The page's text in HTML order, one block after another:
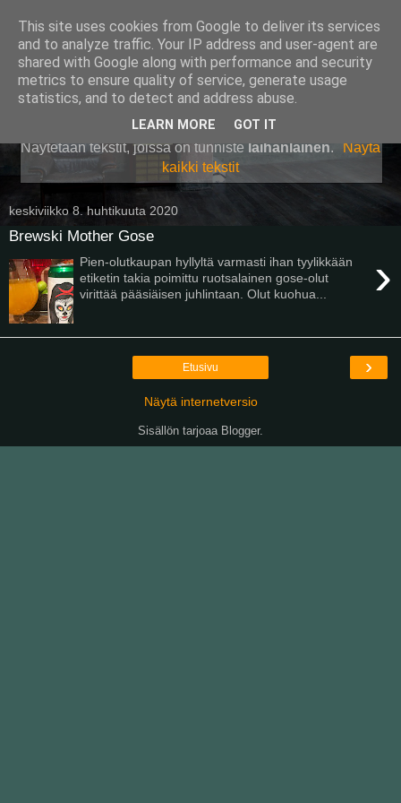
Pullollinen
Näytetään tekstit, joissa on tunniste laihanlainen.
Näytä
kaikki tekstit
keskiviikko 8. huhtikuuta 2020
Brewski Mother Gose
›
Pien-olutkaupan hyllyltä varmasti ihan tyylikkään
etiketin takia poimittu ruotsalainen gose-olut
virittää pääsiäisen juhlintaan. Olut kuohua...
›
Etusivu
Näytä internetversio
Sisällön tarjoaa Blogger.
This site uses cookies from Google to deliver its services
and to analyze traffic. Your IP address and user-agent are
shared with Google along with performance and security
metrics to ensure quality of service, generate usage
statistics, and to detect and address abuse.
LEARN MORE GOT IT